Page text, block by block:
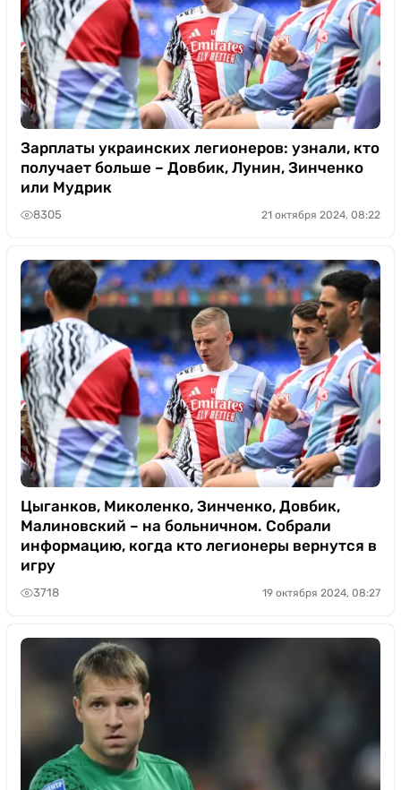
Зарплаты украинских легионеров: узнали, кто
получает больше – Довбик, Лунин, Зинченко
или Мудрик
8305 21 октября 2024, 08:22
Цыганков, Миколенко, Зинченко, Довбик,
Малиновский – на больничном. Собрали
информацию, когда кто легионеры вернутся в
игру
3718 19 октября 2024, 08:27